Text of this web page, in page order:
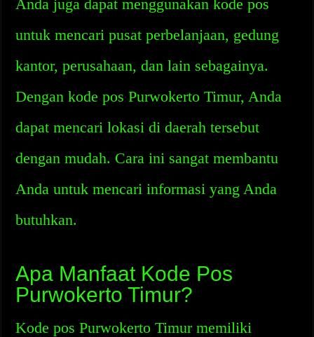
Anda juga dapat menggunakan kode pos
untuk mencari pusat perbelanjaan, gedung
kantor, perusahaan, dan lain sebagainya.
Dengan kode pos Purwokerto Timur, Anda
dapat mencari lokasi di daerah tersebut
dengan mudah. Cara ini sangat membantu
Anda untuk mencari informasi yang Anda
butuhkan.
Apa Manfaat Kode Pos
Purwokerto Timur?
Kode pos Purwokerto Timur memiliki